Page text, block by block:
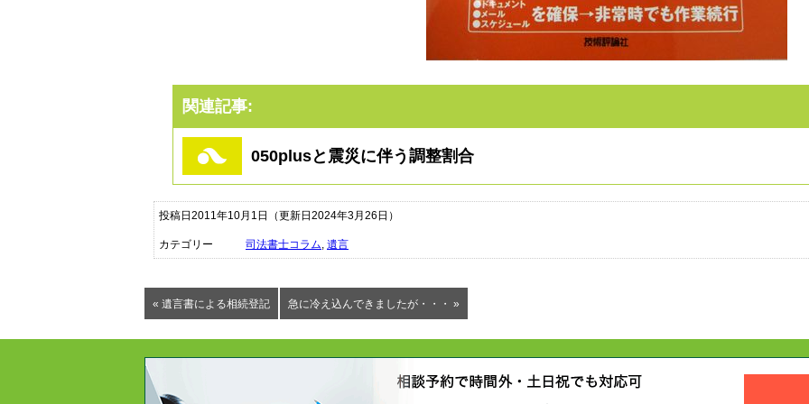
関連記事:
050plusと震災に伴う調整割合
投稿日2011年10月1日 （更新日2024年3月26日）
カテゴリー 司法書士コラム, 遺言
« 遺言書による相続登記 急に冷え込んできましたが・・・ »